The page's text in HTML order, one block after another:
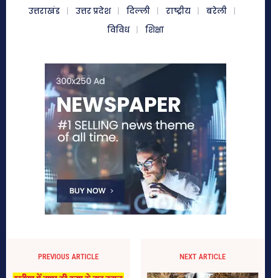
उत्तराखंड उत्तर प्रदेश दिल्ली राष्ट्रीय
बरेली
विविध
शिक्षा
PREVIOUS ARTICLE NEXT ARTICLE